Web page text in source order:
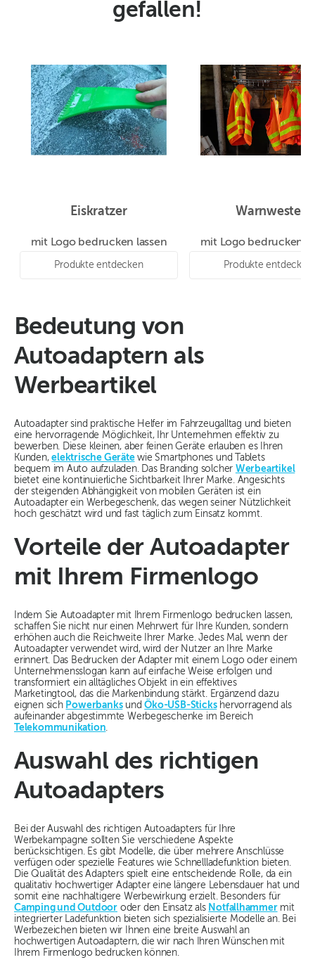
gefallen!
Eiskratzer
mit Logo bedrucken lassen
Produkte entdecken
Warnweste
mit Logo bedrucken
Produkte entdecken
Bedeutung von
Autoadaptern als
Werbeartikel
Autoadapter sind praktische Helfer im Fahrzeugalltag und bieten
eine hervorragende Möglichkeit, Ihr Unternehmen effektiv zu
bewerben. Diese kleinen, aber feinen Geräte erlauben es Ihren
Kunden,elektrische Gerätewie Smartphones und Tablets
bequem im Auto aufzuladen. Das Branding solcher Werbeartikel
bietet eine kontinuierliche Sichtbarkeit Ihrer Marke. Angesichts
der steigenden Abhängigkeit von mobilen Geräten ist ein
Autoadapter ein Werbegeschenk, das wegen seiner Nützlichkeit
hoch geschätzt wird und fast täglich zum Einsatz kommt.
Vorteile der Autoadapter
mit Ihrem Firmenlogo
Indem Sie Autoadapter mit Ihrem Firmenlogo bedrucken lassen,
schaffen Sie nicht nur einen Mehrwert für Ihre Kunden, sondern
erhöhen auch die Reichweite Ihrer Marke. Jedes Mal, wenn der
Autoadapter verwendet wird, wird der Nutzer an Ihre Marke
erinnert. Das Bedrucken der Adapter mit einem Logo oder einem
Unternehmensslogan kann auf einfache Weise erfolgen und
transformiert ein alltägliches Objekt in ein effektives
Marketingtool, das die Markenbindung stärkt. Ergänzend dazu
eignen sich PowerbanksundÖko-USB-Stickshervorragend als
aufeinander abgestimmte Werbegeschenke im Bereich
Telekommunikation.
Auswahl des richtigen
Autoadapters
Bei der Auswahl des richtigen Autoadapters für Ihre
Werbekampagne sollten Sie verschiedene Aspekte
berücksichtigen. Es gibt Modelle, die über mehrere Anschlüsse
verfügen oder spezielle Features wie Schnellladefunktion bieten.
Die Qualität des Adapters spielt eine entscheidende Rolle, da ein
qualitativ hochwertiger Adapter eine längere Lebensdauer hat und
somit eine nachhaltigere Werbewirkung erzielt. Besonders für
Camping und Outdoor oder den Einsatz als Notfallhammermit
integrierter Ladefunktion bieten sich spezialisierte Modelle an. Bei
Werbezeichen bieten wir Ihnen eine breite Auswahl an
hochwertigen Autoadaptern, die wir nach Ihren Wünschen mit
Ihrem Firmenlogo bedrucken können.